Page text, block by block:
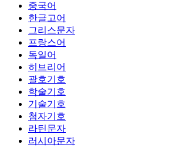
중국어
한글고어
그리스문자
프랑스어
독일어
히브리어
괄호기호
학술기호
기술기호
첨자기호
라틴문자
러시아문자